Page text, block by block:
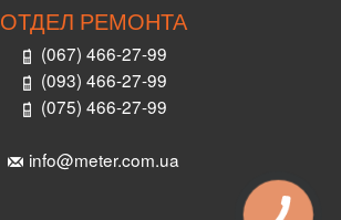
ОТДЕЛ РЕМОНТА
(067) 466-27-99
(093) 466-27-99
(075) 466-27-99
info@meter.com.ua